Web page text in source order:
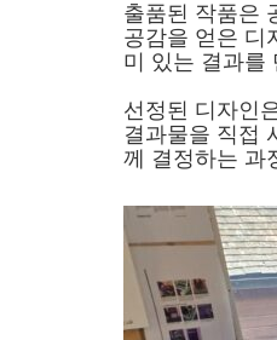
출품된 작품은
공감을 얻은 디
미 있는 결과를
선정된 디자인
결과물을 직접
께 결정하는 과